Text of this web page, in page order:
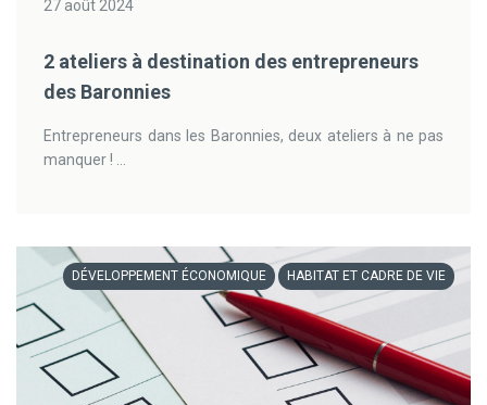
27 août 2024
2 ateliers à destination des entrepreneurs
des Baronnies
Entrepreneurs dans les Baronnies, deux ateliers à ne pas
manquer ! ...
DÉVELOPPEMENT ÉCONOMIQUE HABITAT ET CADRE DE VIE